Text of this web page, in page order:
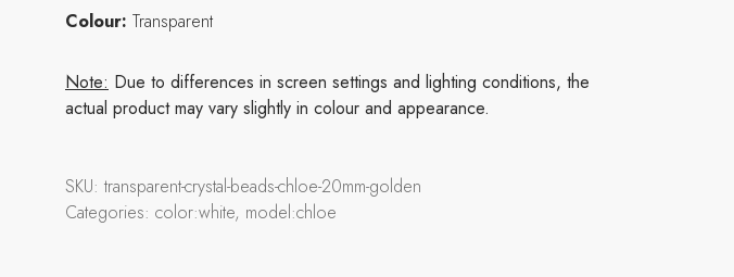
Colour: Transparent
Note: Due to differences in screen settings and lighting conditions, the
actual product may vary slightly in colour and appearance.
SKU: transparent-crystal-beads-chloe-20mm-golden
Categories: color:white, model:chloe